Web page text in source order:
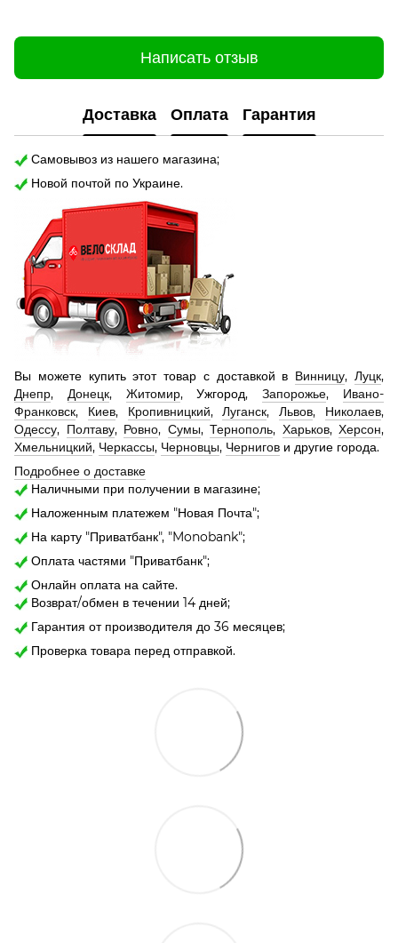
Написать отзыв
Доставка Оплата Гарантия
Самовывоз из нашего магазина;
Новой почтой по Украине.
Вы можете купить этот товар с доставкой в Винницу,Луцк,
Днепр, Донецк, Житомир, Ужгород,Запорожье, Ивано-
Франковск, Киев, Кропивницкий,Луганск,Львов, Николаев,
Одессу, Полтаву, Ровно, Сумы, Тернополь, Харьков, Херсон,
Хмельницкий, Черкассы, Черновцы, Чернигов и другие города.
Подробнее о доставке
Наличными при получении в магазине;
Наложенным платежем "Новая Почта";
На карту "Приватбанк", "Monobank";
Оплата частями "Приватбанк";
Онлайн оплата на сайте.
Возврат/обмен в течении 14 дней;
Гарантия от производителя до 36 месяцев;
Проверка товара перед отправкой.